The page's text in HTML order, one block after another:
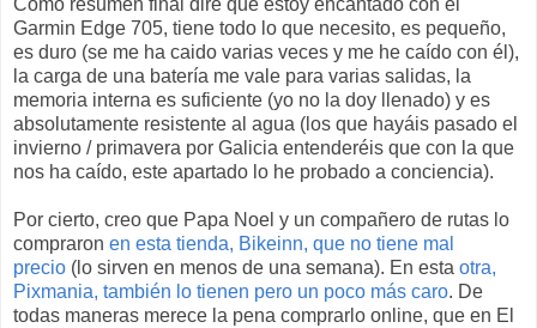
Como resumen final diré que estoy encantado con el
Garmin Edge 705, tiene todo lo que necesito, es pequeño,
es duro (se me ha caido varias veces y me he caído con él),
la carga de una batería me vale para varias salidas, la
memoria interna es suficiente (yo no la doy llenado) y es
absolutamente resistente al agua (los que hayáis pasado el
invierno / primavera por Galicia entenderéis que con la que
nos ha caído, este apartado lo he probado a conciencia).
Por cierto, creo que Papa Noel y un compañero de rutas lo
compraron en esta tienda, Bikeinn, que no tiene mal
precio (lo sirven en menos de una semana). En esta otra,
Pixmania, también lo tienen pero un poco más caro. De
todas maneras merece la pena comprarlo online, que en El